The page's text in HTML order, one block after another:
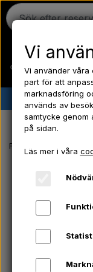
✔︎ Danskt
Framsida Massey
Vi
Vi använder våra
part för att
marknadsföring
används av
samtycke genom
på sidan.
Läs mer i våra